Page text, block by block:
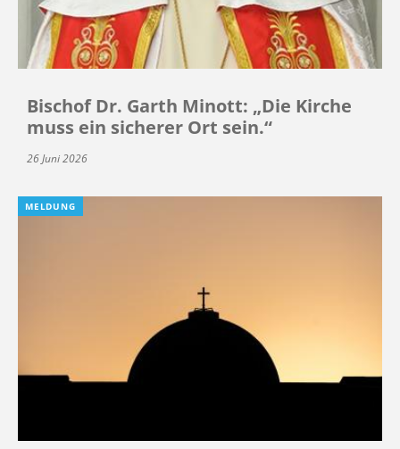
Bischof Dr. Garth Minott: „Die Kirche
muss ein sicherer Ort sein.“
26 Juni 2026
MELDUNG